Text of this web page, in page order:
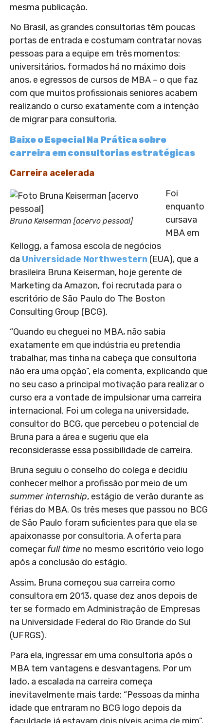
mesma publicação.
No Brasil, as grandes consultorias têm poucas
portas de entrada e costumam contratar novas
pessoas para a equipe em três momentos:
universitários, formados há no máximo dois
anos, e egressos de cursos de MBA – o que faz
com que muitos profissionais seniores acabem
realizando o curso exatamente com a intenção
de migrar para consultoria.
Baixe o Especial Na Prática sobre
carreira em consultorias estratégicas
Carreira acelerada
Bruna Keiserman [acervo pessoal]
Foi
enquanto
cursava
MBA em
Kellogg, a famosa escola de negócios
da Universidade Northwestern (EUA), que a
brasileira Bruna Keiserman, hoje gerente de
Marketing da Amazon, foi recrutada para o
escritório de São Paulo do The Boston
Consulting Group (BCG).
“Quando eu cheguei no MBA, não sabia
exatamente em que indústria eu pretendia
trabalhar, mas tinha na cabeça que consultoria
não era uma opção”, ela comenta, explicando que
no seu caso a principal motivação para realizar o
curso era a vontade de impulsionar uma carreira
internacional. Foi um colega na universidade,
consultor do BCG, que percebeu o potencial de
Bruna para a área e sugeriu que ela
reconsiderasse essa possibilidade de carreira.
Bruna seguiu o conselho do colega e decidiu
conhecer melhor a profissão por meio de um
summer internship, estágio de verão durante as
férias do MBA. Os três meses que passou no BCG
de São Paulo foram suficientes para que ela se
apaixonasse por consultoria. A oferta para
começarfull time no mesmo escritório veio logo
após a conclusão do estágio.
Assim, Bruna começou sua carreira como
consultora em 2013, quase dez anos depois de
ter se formado em Administração de Empresas
na Universidade Federal do Rio Grande do Sul
(UFRGS).
Para ela, ingressar em uma consultoria após o
MBA tem vantagens e desvantagens. Por um
lado, a escalada na carreira começa
inevitavelmente mais tarde: “Pessoas da minha
idade que entraram no BCG logo depois da